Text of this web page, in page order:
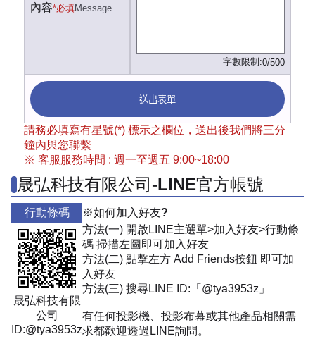
內容*必填Message
字數限制:0/500
送出表單
請務必填寫有星號(*) 標示之欄位，送出後我們將三分
鐘內與您聯繫
※ 客服服務時間 : 週一至週五 9:00~18:00
晟弘科技有限公司-LINE官方帳號
行動條碼
晟弘科技有限
公司
ID:@tya3953z
※如何加入好友?
方法(一) 開啟LINE主選單>加入好友>行動條
碼 掃描左圖即可加入好友
方法(二) 點擊左方 Add Friends按鈕 即可加
入好友
方法(三) 搜尋LINE ID:「@tya3953z」
有任何投影機、投影布幕或其他產品相關需
求都歡迎透過LINE詢問。